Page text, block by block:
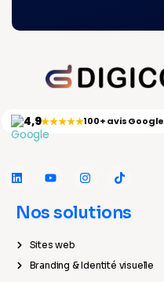
4,9★★★★★100+ avis Google
Nos solutions
Sites web
Branding & Identité visuelle